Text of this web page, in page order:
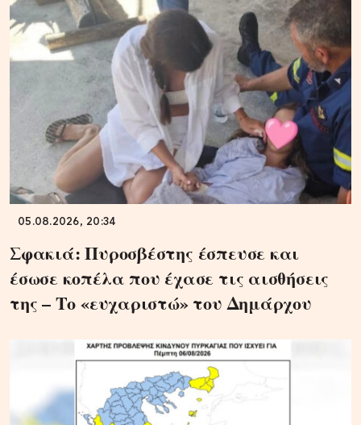
05.08.2026, 20:34
Σφακιά: Πυροσβέστης έσπευσε και
έσωσε κοπέλα που έχασε τις αισθήσεις
της – Το «ευχαριστώ» του Δημάρχου